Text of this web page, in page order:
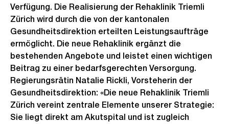
Verfügung. Die Realisierung der Rehaklinik Triemli
Zürich wird durch die von der kantonalen
Gesundheitsdirektion erteilten Leistungsaufträge
ermöglicht. Die neue Rehaklinik ergänzt die
bestehenden Angebote und leistet einen wichtigen
Beitrag zu einer bedarfsgerechten Versorgung.
Regierungsrätin Natalie Rickli, Vorsteherin der
Gesundheitsdirektion: «Die neue Rehaklinik Triemli
Zürich vereint zentrale Elemente unserer Strategie:
Sie liegt direkt am Akutspital und ist zugleich